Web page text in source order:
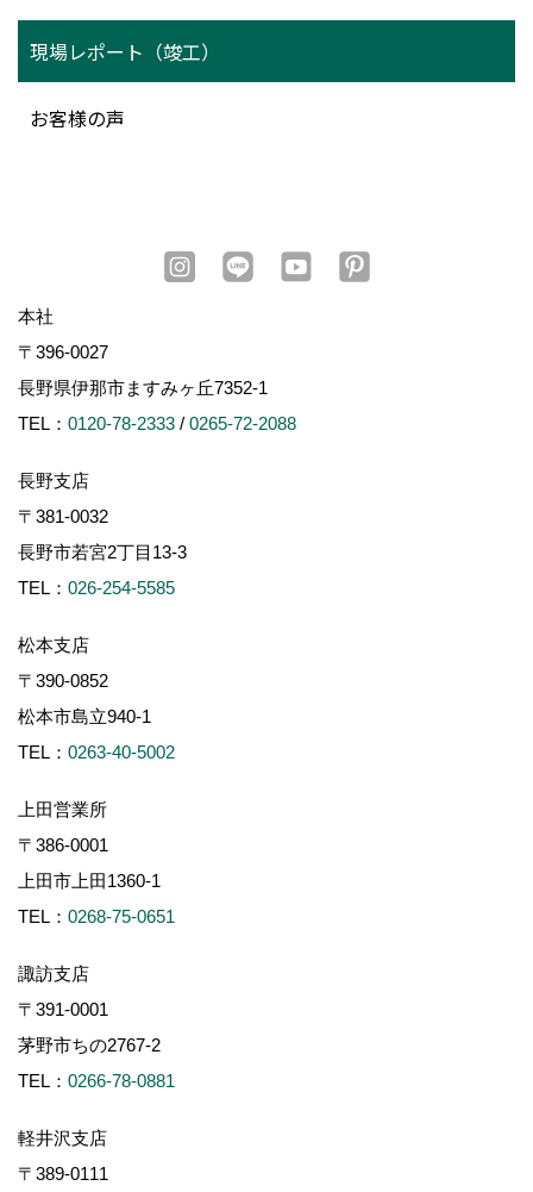
現場レポート（竣工）
お客様の声
本社
〒396-0027
長野県伊那市ますみヶ丘7352-1
TEL： 0120-78-2333 / 0265-72-2088
長野支店
〒381-0032
長野市若宮2丁目13-3
TEL： 026-254-5585
松本支店
〒390-0852
松本市島立940-1
TEL： 0263-40-5002
上田営業所
〒386-0001
上田市上田1360-1
TEL： 0268-75-0651
諏訪支店
〒391-0001
茅野市ちの2767-2
TEL： 0266-78-0881
軽井沢支店
〒389-0111